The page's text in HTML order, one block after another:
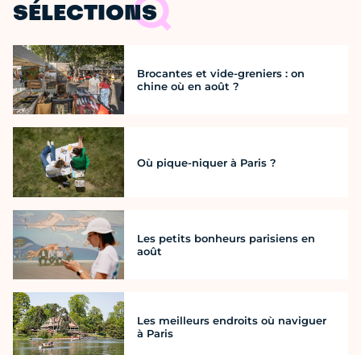
SÉLECTIONS
Brocantes et vide-greniers : on
chine où en août ?
Où pique-niquer à Paris ?
Les petits bonheurs parisiens en
août
Les meilleurs endroits où naviguer
à Paris